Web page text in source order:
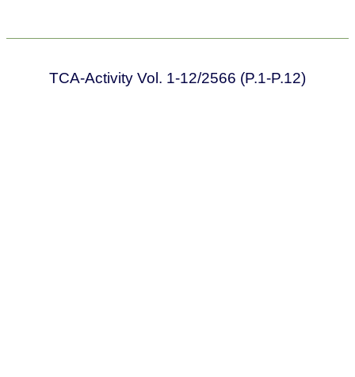
TCA-Activity Vol. 1-12/2566 (P.1-P.12)